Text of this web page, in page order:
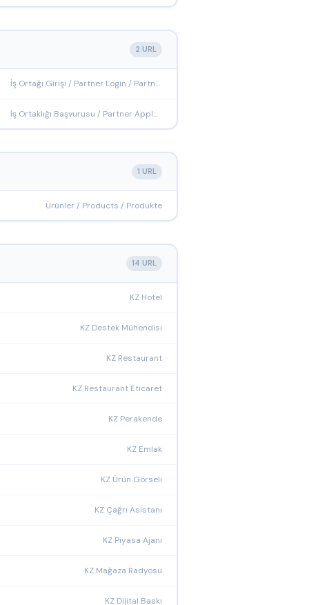
2 URL
İş Ortağı Girişi / Partner Login / Partner-Anmeldung
İş Ortaklığı Başvurusu / Partner Apply / Partner bewerben
1 URL
Ürünler / Products / Produkte
14 URL
KZ Hotel
KZ Destek Mühendisi
KZ Restaurant
KZ Restaurant Eticaret
KZ Perakende
KZ Emlak
KZ Ürün Görseli
KZ Çağrı Asistanı
KZ Piyasa Ajanı
KZ Mağaza Radyosu
KZ Dijital Baskı